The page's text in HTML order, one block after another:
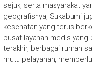
sejuk, serta masyarakat
geografisnya, Sukabumi
kesehatan yang terus
pusat layanan medis yang
terakhir, berbagai rumah
mutu pelayanan,